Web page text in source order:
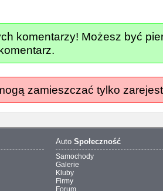
komentarzy! Możesz być
zamieszczać tylko
Auto Społeczność
Samochody
Galerie
Kluby
Firmy
Forum